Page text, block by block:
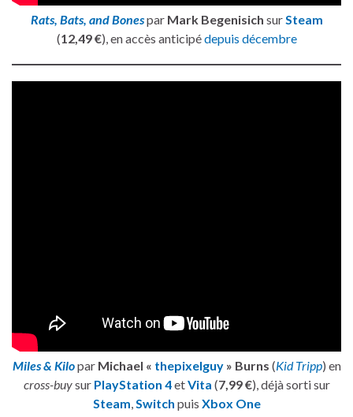
Rats, Bats, and Bonespar Mark Begenisich surSteam
(12,49 €), en accès anticipédepuis décembre
Miles & Kilopar Michael « thepixelguy» Burns (Kid Tripp) en
cross-buysur PlayStation 4etVita (7,99 €), déjà sorti sur
Steam,Switch puis Xbox One